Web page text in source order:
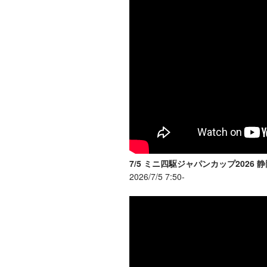
7/5 ミニ四駆ジャパンカップ2026 静
2026/7/5 7:50-